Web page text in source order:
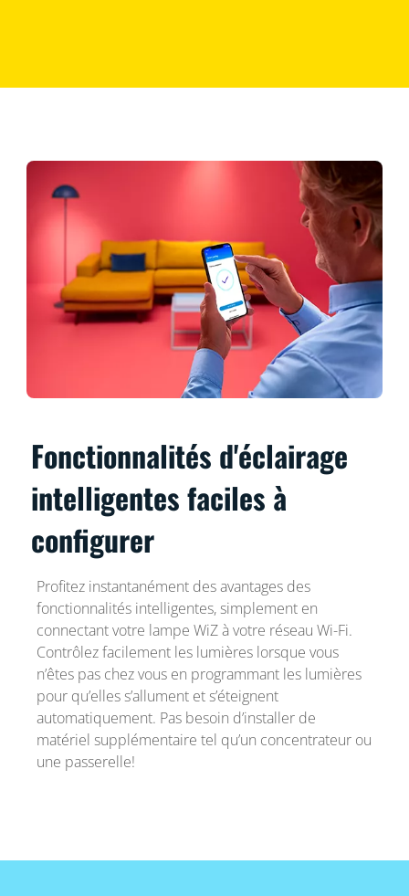
Fonctionnalités d'éclairage
intelligentes faciles à
configurer
Profitez instantanément des avantages des
fonctionnalités intelligentes, simplement en
connectant votre lampe WiZ à votre réseau Wi-Fi.
Contrôlez facilement les lumières lorsque vous
n’êtes pas chez vous en programmant les lumières
pour qu’elles s’allument et s’éteignent
automatiquement. Pas besoin d’installer de
matériel supplémentaire tel qu’un concentrateur ou
une passerelle!